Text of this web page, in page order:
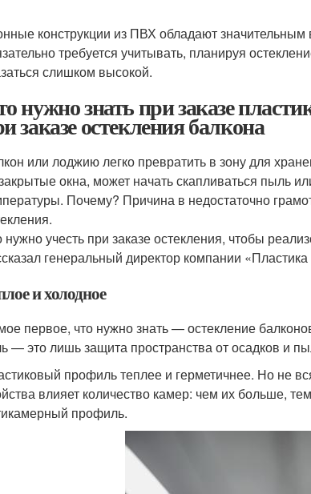
конструкции из ПВХ обладают
требуется учитывать, планируя
слишком высокой.
нужно знать при заказе
заказе остекления балкона
или лоджию легко превратить в зону для
окна, может начать скапливаться пыль
Почему? Причина в недостаточно
нужно учесть при заказе остекления, чтобы
генеральный директор компании
и холодное
первое, что нужно знать — остекление
— это лишь защита пространства от осадков и
профиль теплее и герметичнее. Но не
влияет количество камер: чем их больше,
профиль.